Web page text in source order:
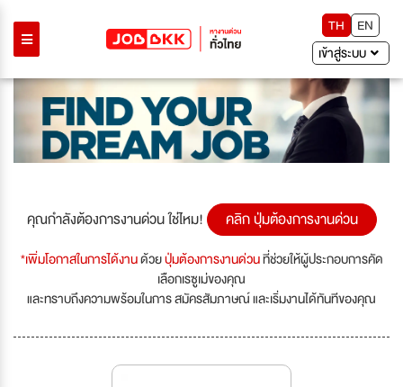
TH
EN
เข้าสู่ระบบ
คุณกำลังต้องการงานด่วน ใช่ไหม! คลิก ปุ่มต้องการงานด่วน
*เพิ่มโอกาสในการได้งานด้วยปุ่มต้องการงานด่วนที่ช่วยให้ผู้ประกอบการคัด
เลือกเรซูเม่ของคุณ
และทราบถึงความพร้อมในการ สมัครสัมภาษณ์ และเริ่มงานได้ทันทีของคุณ